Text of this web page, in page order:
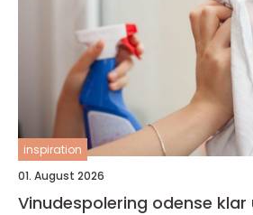
inspiration
01. August 2026
Vinudespolering odense klar udsigt til